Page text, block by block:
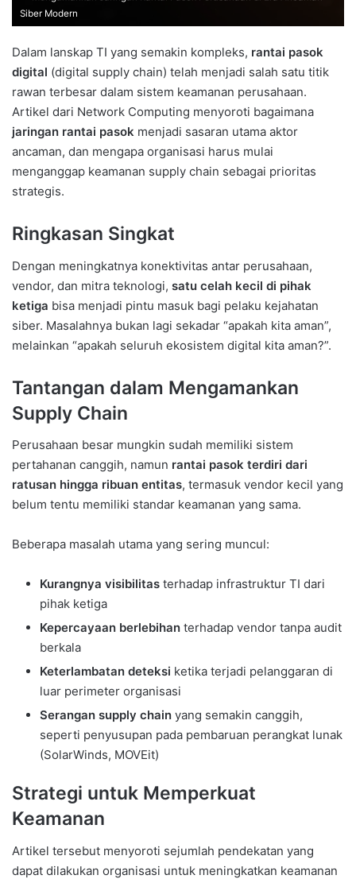
Siber Modern
Dalam lanskap TI yang semakin kompleks, rantai pasok
digital (digital supply chain) telah menjadi salah satu titik
rawan terbesar dalam sistem keamanan perusahaan.
Artikel dari Network Computing menyoroti bagaimana
jaringan rantai pasok menjadi sasaran utama aktor
ancaman, dan mengapa organisasi harus mulai
menganggap keamanan supply chain sebagai prioritas
strategis.
Ringkasan Singkat
Dengan meningkatnya konektivitas antar perusahaan,
vendor, dan mitra teknologi, satu celah kecil di pihak
ketiga bisa menjadi pintu masuk bagi pelaku kejahatan
siber. Masalahnya bukan lagi sekadar “apakah kita aman”,
melainkan “apakah seluruh ekosistem digital kita aman?”.
Tantangan dalam Mengamankan
Supply Chain
Perusahaan besar mungkin sudah memiliki sistem
pertahanan canggih, namun rantai pasok terdiri dari
ratusan hingga ribuan entitas, termasuk vendor kecil yang
belum tentu memiliki standar keamanan yang sama.
Beberapa masalah utama yang sering muncul:
Kurangnya visibilitas terhadap infrastruktur TI dari
pihak ketiga
Kepercayaan berlebihan terhadap vendor tanpa audit
berkala
Keterlambatan deteksi ketika terjadi pelanggaran di
luar perimeter organisasi
Serangan supply chain yang semakin canggih,
seperti penyusupan pada pembaruan perangkat lunak
(SolarWinds, MOVEit)
Strategi untuk Memperkuat
Keamanan
Artikel tersebut menyoroti sejumlah pendekatan yang
dapat dilakukan organisasi untuk meningkatkan keamanan